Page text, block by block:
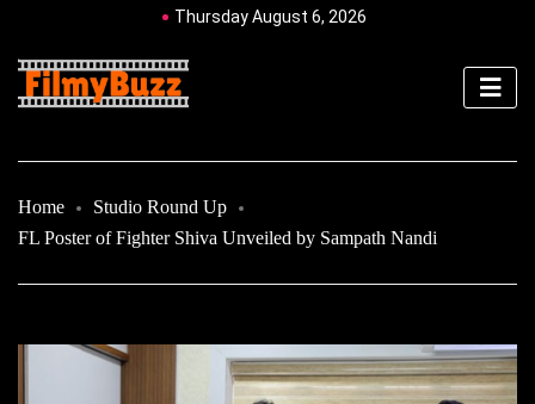
Thursday August 6, 2026
Home
Studio Round Up
FL Poster of Fighter Shiva Unveiled by Sampath Nandi